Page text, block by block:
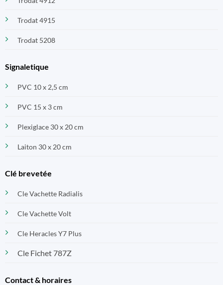
Trodat 4915
Trodat 5208
Signaletique
PVC 10 x 2,5 cm
PVC 15 x 3 cm
Plexiglace 30 x 20 cm
Laiton 30 x 20 cm
Clé brevetée
Cle Vachette Radialis
Cle Vachette Volt
Cle Heracles Y7 Plus
Cle Fichet 787Z
Contact & horaires